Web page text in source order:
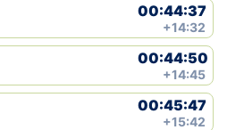
00:44:37
+14:32
00:44:50
+14:45
00:45:47
+15:42